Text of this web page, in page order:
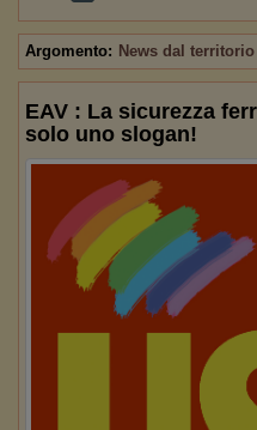
Argomento: News dal territorio
EAV : La sicurezza
solo uno slogan!